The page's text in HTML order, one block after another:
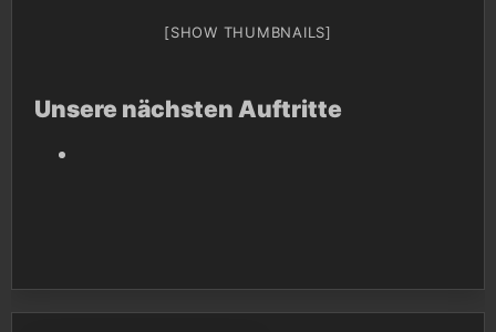
[SHOW THUMBNAILS]
Unsere nächsten Auftritte